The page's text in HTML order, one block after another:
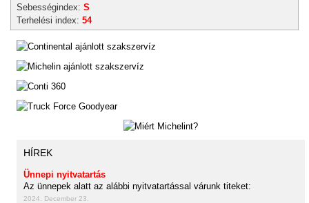
Sebességindex: S
Terhelési index: 54
HÍREK
Ünnepi nyitvatartás
Az ünnepek alatt az alábbi nyitvatartással várunk titeket:
2024. December 23.